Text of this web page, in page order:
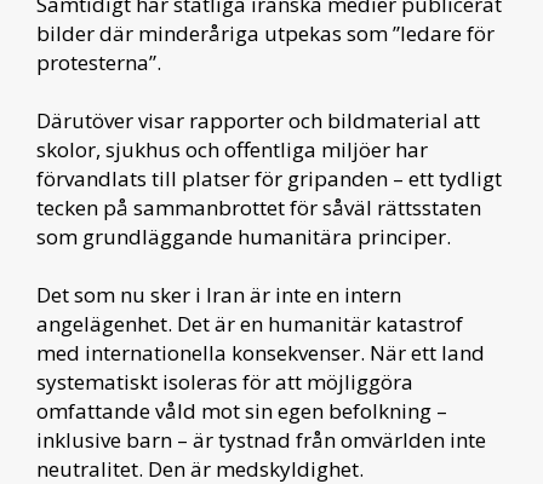
bilder där minderåriga utpekas som ”ledare för
protesterna”.
Därutöver visar rapporter och bildmaterial att
skolor, sjukhus och offentliga miljöer har
förvandlats till platser för gripanden – ett tydligt
tecken på sammanbrottet för såväl rättsstaten
som grundläggande humanitära principer.
Det som nu sker i Iran är inte en intern
angelägenhet. Det är en humanitär katastrof
med internationella konsekvenser. När ett land
systematiskt isoleras för att möjliggöra
omfattande våld mot sin egen befolkning –
inklusive barn – är tystnad från omvärlden inte
neutralitet. Den är medskyldighet.